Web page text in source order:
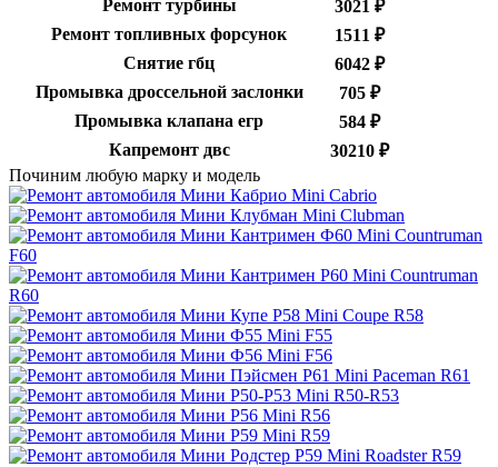
Ремонт турбины
3021 ₽
Ремонт топливных форсунок
1511 ₽
Снятие гбц
6042 ₽
Промывка дроссельной заслонки
705 ₽
Промывка клапана егр
584 ₽
Капремонт двс
30210 ₽
Починим любую марку и модель
Mini Cabrio
Mini Clubman
Mini Countruman
F60
Mini Countruman
R60
Mini Coupe R58
Mini F55
Mini F56
Mini Paceman R61
Mini R50-R53
Mini R56
Mini R59
Mini Roadster R59